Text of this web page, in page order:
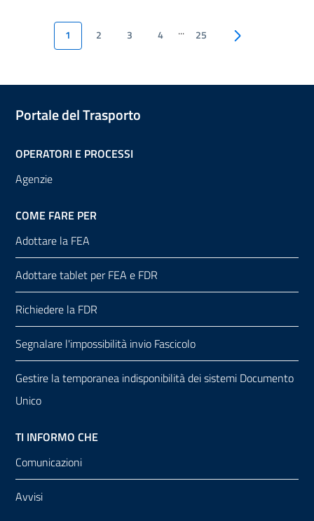
1 2 3 4 ... 25 Pagina successiva
Portale del Trasporto
OPERATORI E PROCESSI
Agenzie
COME FARE PER
Adottare la FEA
Adottare tablet per FEA e FDR
Richiedere la FDR
Segnalare l'impossibilità invio Fascicolo
Gestire la temporanea indisponibilità dei sistemi Documento
Unico
TI INFORMO CHE
Comunicazioni
Avvisi